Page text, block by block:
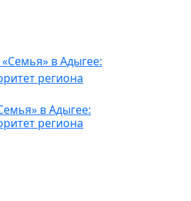
в Адыгее:
региона